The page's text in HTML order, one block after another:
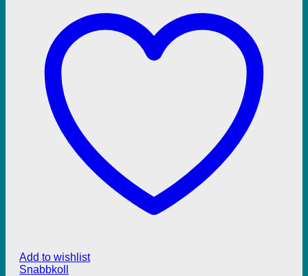
Add to wishlist
Snabbkoll